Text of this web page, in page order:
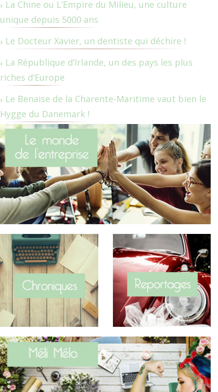
La Chine ou L’Empire du Milieu, une culture
unique depuis 5000 ans
Le Docteur Xavier, un dentiste qui déchire !
La République d’Irlande, un des pays les plus
riches d’Europe
Le Benaise de la Charente-Maritime vaut bien le
Hygge du Danemark !